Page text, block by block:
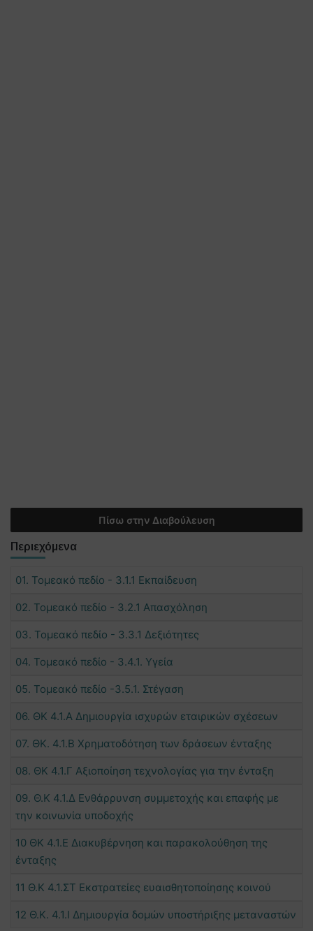
Πίσω στην Διαβούλευση
Περιεχόμενα
01. Τομεακό πεδίο - 3.1.1 Εκπαίδευση
02. Τομεακό πεδίο - 3.2.1 Απασχόληση
03. Τομεακό πεδίο - 3.3.1 Δεξιότητες
04. Τομεακό πεδίο - 3.4.1. Υγεία
05. Τομεακό πεδίο -3.5.1. Στέγαση
06. ΘΚ 4.1.Α Δημιουργία ισχυρών εταιρικών σχέσεων
07. ΘΚ. 4.1.Β Χρηματοδότηση των δράσεων ένταξης
08. ΘΚ 4.1.Γ Αξιοποίηση τεχνολογίας για την ένταξη
09. Θ.Κ 4.1.Δ Ενθάρρυνση συμμετοχής και επαφής με
την κοινωνία υποδοχής
10 ΘΚ 4.1.Ε Διακυβέρνηση και παρακολούθηση της
ένταξης
11 Θ.Κ 4.1.ΣΤ Εκστρατείες ευαισθητοποίησης κοινού
12 Θ.Κ. 4.1.Ι Δημιουργία δομών υποστήριξης μεταναστών